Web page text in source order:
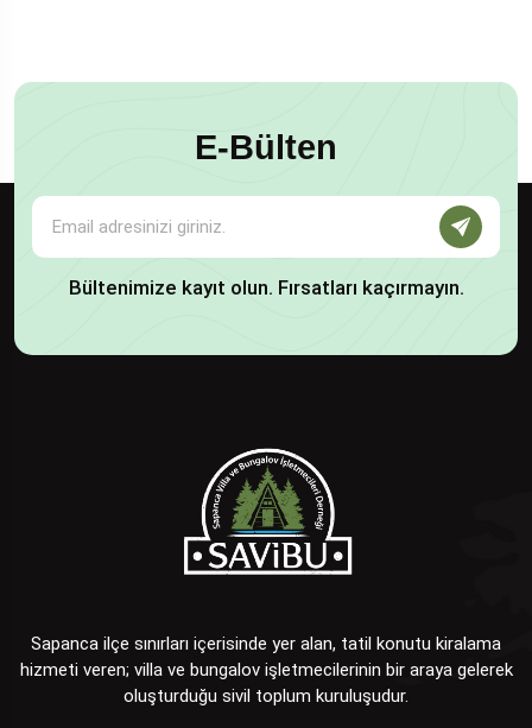
E-Bülten
Bültenimize kayıt olun. Fırsatları kaçırmayın.
Sapanca ilçe sınırları içerisinde yer alan, tatil konutu kiralama
hizmeti veren; villa ve bungalov işletmecilerinin bir araya gelerek
oluşturduğu sivil toplum kuruluşudur.